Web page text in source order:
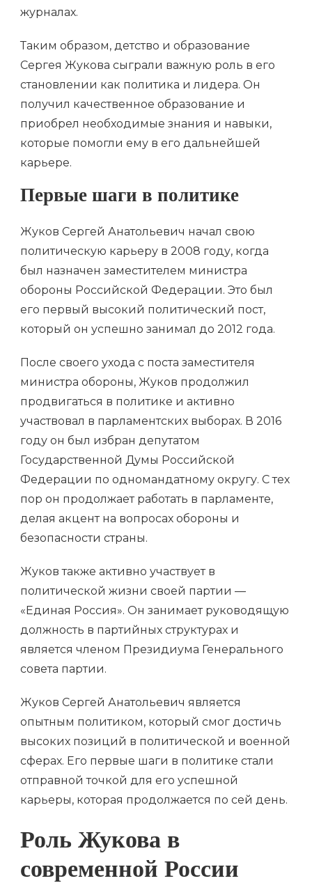
журналах.
Таким образом, детство и образование
Сергея Жукова сыграли важную роль в его
становлении как политика и лидера. Он
получил качественное образование и
приобрел необходимые знания и навыки,
которые помогли ему в его дальнейшей
карьере.
Первые шаги в политике
Жуков Сергей Анатольевич начал свою
политическую карьеру в 2008 году, когда
был назначен заместителем министра
обороны Российской Федерации. Это был
его первый высокий политический пост,
который он успешно занимал до 2012 года.
После своего ухода с поста заместителя
министра обороны, Жуков продолжил
продвигаться в политике и активно
участвовал в парламентских выборах. В 2016
году он был избран депутатом
Государственной Думы Российской
Федерации по одномандатному округу. С тех
пор он продолжает работать в парламенте,
делая акцент на вопросах обороны и
безопасности страны.
Жуков также активно участвует в
политической жизни своей партии —
«Единая Россия». Он занимает руководящую
должность в партийных структурах и
является членом Президиума Генерального
совета партии.
Жуков Сергей Анатольевич является
опытным политиком, который смог достичь
высоких позиций в политической и военной
сферах. Его первые шаги в политике стали
отправной точкой для его успешной
карьеры, которая продолжается по сей день.
Роль Жукова в
современной России